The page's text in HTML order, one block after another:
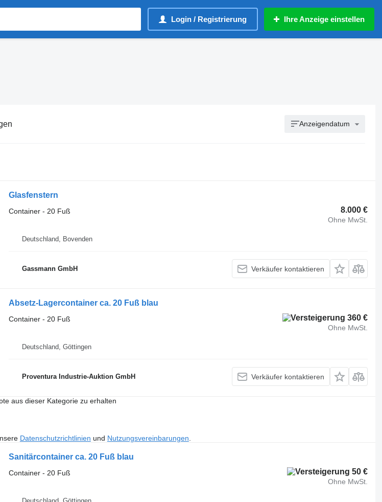
Login / Registrierung Ihre Anzeige einstellen
Anzeigendatum
Glasfenstern
8.000 €
Ohne MwSt.
Container - 20 Fuß
Deutschland, Bovenden
Gassmann GmbH Verkäufer kontaktieren
Absetz-Lagercontainer ca. 20 Fuß blau
360 €
Ohne MwSt.
Container - 20 Fuß
Deutschland, Göttingen
Proventura Industrie-Auktion GmbH Verkäufer kontaktieren
aus dieser Kategorie zu erhalten
Datenschutzrichtlinien und Nutzungsvereinbarungen
Sanitärcontainer ca. 20 Fuß blau
50 €
Ohne MwSt.
Container - 20 Fuß